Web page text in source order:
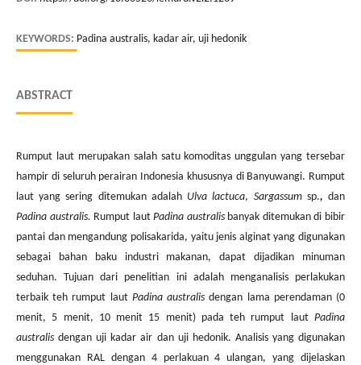
KEYWORDS: Padina australis, kadar air, uji hedonik
ABSTRACT
Rumput laut merupakan salah satu komoditas unggulan yang tersebar
hampir di seluruh perairan Indonesia khususnya di Banyuwangi. Rumput
laut yang sering ditemukan adalah Ulva lactuca, Sargassumsp., dan
Padina australis. Rumput lautPadina australisbanyak ditemukan di bibir
pantai dan mengandung polisakarida, yaitu jenis alginat yang digunakan
sebagai bahan baku industri makanan, dapat dijadikan minuman
seduhan. Tujuan dari penelitian ini adalah menganalisis perlakukan
terbaik teh rumput laut Padina australisdengan lama perendaman (0
menit, 5 menit, 10 menit 15 menit) pada teh rumput laut Padina
australisdengan uji kadar air dan uji hedonik. Analisis yang digunakan
menggunakan RAL dengan 4 perlakuan 4 ulangan, yang dijelaskan